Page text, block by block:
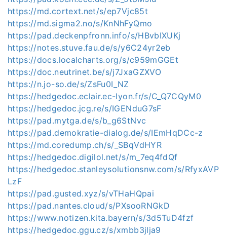
https://md.cortext.net/s/ep7Vjc85t
https://md.sigma2.no/s/KnNhFyQmo
https://pad.deckenpfronn.info/s/HBvbIXUKj
https://notes.stuve.fau.de/s/y6C24yr2eb
https://docs.localcharts.org/s/c959mGGEt
https://doc.neutrinet.be/s/j7JxaGZXVO
https://n.jo-so.de/s/ZsFu0I_NZ
https://hedgedoc.eclair.ec-lyon.fr/s/C_Q7CQyM0
https://hedgedoc.jcg.re/s/IGENduG7sF
https://pad.mytga.de/s/b_g6StNvc
https://pad.demokratie-dialog.de/s/IEmHqDCc-z
https://md.coredump.ch/s/_SBqVdHYR
https://hedgedoc.digilol.net/s/m_7eq4fdQf
https://hedgedoc.stanleysolutionsnw.com/s/RfyxAVP
LzF
https://pad.gusted.xyz/s/vTHaHQpai
https://pad.nantes.cloud/s/PXsooRNGkD
https://www.notizen.kita.bayern/s/3d5TuD4fzf
https://hedgedoc.ggu.cz/s/xmbb3jlja9